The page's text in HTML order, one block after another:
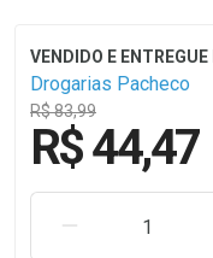
Drogarias Pacheco
R$ 83,99
R$ 44,47
REMOVER UMA